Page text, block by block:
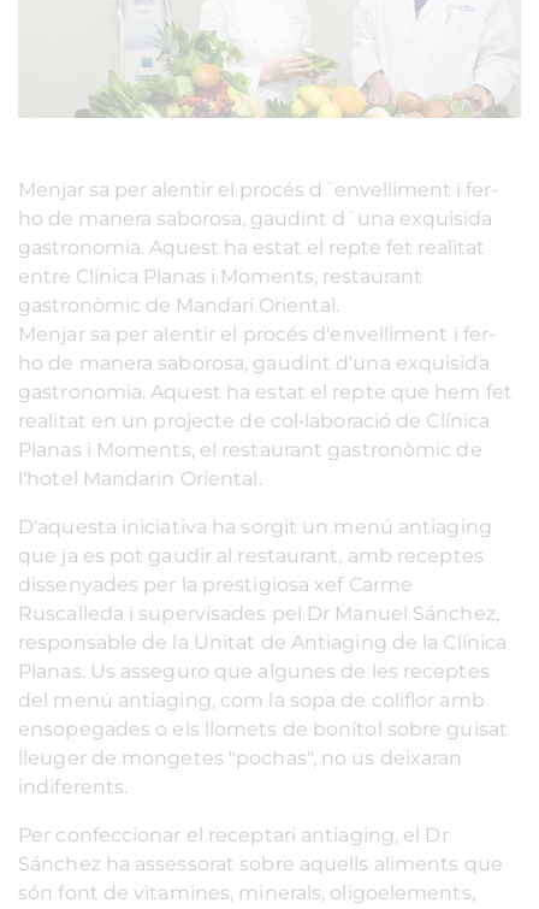
Menjar sa per alentir el procés d´envelliment i fer-
ho de manera saborosa, gaudint d´una exquisida
gastronomia. Aquest ha estat el repte fet realitat
entre Clínica Planas i Moments, restaurant
gastronòmic de Mandarí Oriental.
Menjar sa per alentir el procés d'envelliment i fer-
ho de manera saborosa, gaudint d'una exquisida
gastronomia. Aquest ha estat el repte que hem fet
realitat en un projecte de col•laboració de Clínica
Planas i Moments, el restaurant gastronòmic de
l'hotel Mandarin Oriental.
D'aquesta iniciativa ha sorgit un menú antiaging
que ja es pot gaudir al restaurant, amb receptes
dissenyades per la prestigiosa xef Carme
Ruscalleda i supervisades pel Dr Manuel Sánchez,
responsable de la Unitat de Antiaging de la Clínica
Planas. Us asseguro que algunes de les receptes
del menú antiaging, com la sopa de coliflor amb
ensopegades o els llomets de bonítol sobre guisat
lleuger de mongetes "pochas", no us deixaran
indiferents.
Per confeccionar el receptari antiaging, el Dr
Sánchez ha assessorat sobre aquells aliments que
són font de vitamines, minerals, oligoelements,